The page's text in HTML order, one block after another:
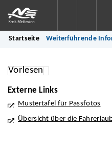
Startseite Weiterführende
Vorlesen
Externe Links
Mustertafel für Passfotos
Übersicht über die